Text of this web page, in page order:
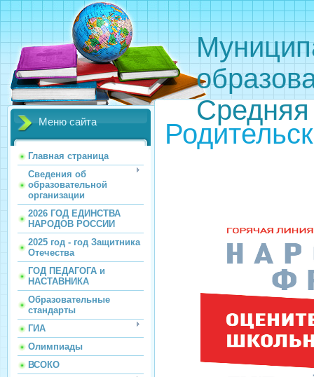
Меню сайта
Главная страница
Сведения об
образовательной
организации
2026 ГОД ЕДИНСТВА
НАРОДОВ РОССИИ
2025 год - год Защитника
Отечества
ГОД ПЕДАГОГА и
НАСТАВНИКА
Образовательные
стандарты
ГИА
Олимпиады
ВСОКО